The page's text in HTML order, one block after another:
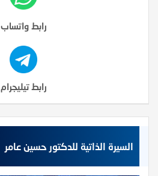
رابط واتساب
رابط تيليجرام
السيرة الذاتية للدكتور حسين عامر